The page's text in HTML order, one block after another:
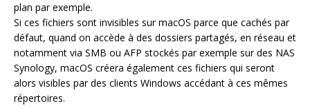
plan par exemple.
Si ces fichiers sont invisibles sur macOS parce que cachés par
défaut, quand on accède à des dossiers partagés, en réseau et
notamment via SMB ou AFP stockés par exemple sur des NAS
Synology, macOS créera également ces fichiers qui seront
alors visibles par des clients Windows accédant à ces mêmes
répertoires.